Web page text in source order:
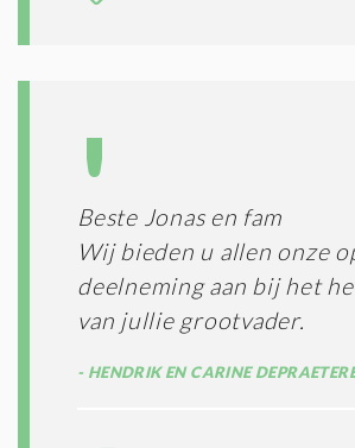
Beste Jonas en fam
Wij bieden u allen onze
deelneming aan bij het
van jullie grootvader.
HENDRIK EN CARINE